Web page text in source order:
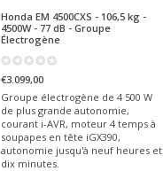
Honda EM 4500CXS - 106,5 kg -
4500W - 77 dB - Groupe
Électrogène
€3.099,00
Groupe électrogène de 4 500 W
de plus grande autonomie,
courant i-AVR, moteur 4 temps à
soupapes en tête iGX390,
autonomie jusqu'à neuf heures et
dix minutes.